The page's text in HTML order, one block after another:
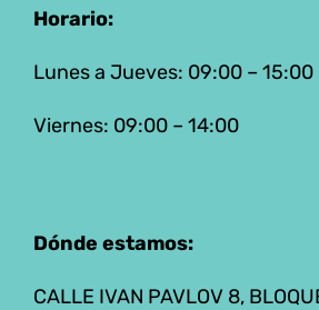
Horario:
Lunes a Jueves: 09:00 – 15:00
Viernes: 09:00 – 14:00
Dónde estamos:
CALLE IVAN PAVLOV 8,